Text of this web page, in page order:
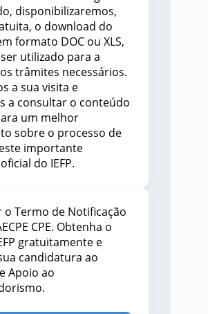
disponibilizaremos,
o download do
formato DOC ou XLS,
utilizado para a
trâmites necessários.
a sua visita e
a consultar o conteúdo
um melhor
sobre o processo de
importante
do IEFP.
o Termo de Notificação
CPE. Obtenha o
gratuitamente e
candidatura ao
Apoio ao